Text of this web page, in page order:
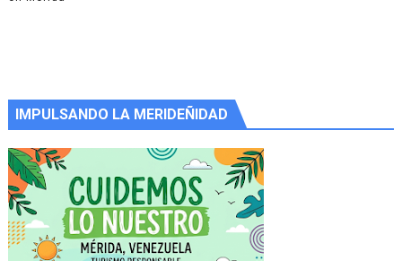
IMPULSANDO LA MERIDEÑIDAD